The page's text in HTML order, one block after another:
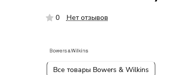
0 Нет отзывов
Все товары Bowers & Wilkins